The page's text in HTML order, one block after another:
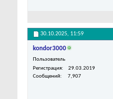
30.10.2025, 11:59
kondor3000
Пользователь
Регистрация
29.03.2019
Сообщений
7,907